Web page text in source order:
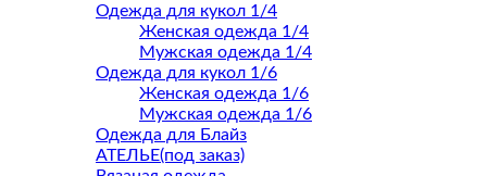
Одежда для кукол 1/4
Женская одежда 1/4
Мужская одежда 1/4
Одежда для кукол 1/6
Женская одежда 1/6
Мужская одежда 1/6
Одежда для Блайз
АТЕЛЬЕ(под заказ)